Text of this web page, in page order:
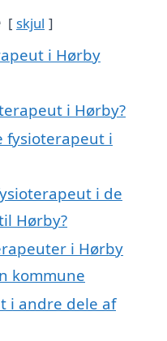
skjul
i Hørby
i Hørby?
fysioterapeut i
i de
Hørby?
i Hørby
kommune
i andre dele af